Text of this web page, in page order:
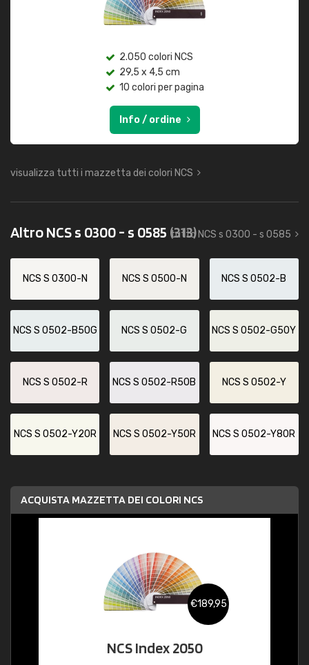
2.050 colori NCS
29,5 x 4,5 cm
10 colori per pagina
Info / ordine
visualizza tutti i mazzetta dei colori NCS
Altro NCS s 0300 - s 0585 (313)
tutto NCS s 0300 - s 0585
NCS S 0300-N NCS S 0500-N NCS S 0502-B
NCS S 0502-B50G NCS S 0502-G NCS S 0502-G50Y
NCS S 0502-R NCS S 0502-R50B NCS S 0502-Y
NCS S 0502-Y20R NCS S 0502-Y50R NCS S 0502-Y80R
ACQUISTA MAZZETTA DEI COLORI NCS
€189,95
NCS Index 2050